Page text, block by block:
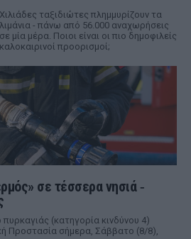
Χιλιάδες ταξιδιώτες πλημμυρίζουν τα
λιμάνια - πάνω από 56.000 αναχωρήσεις
σε μία μέρα. Ποιοι είναι οι πιο δημοφιλείς
καλοκαιρινοί προορισμοί;
σε τέσσερα νησιά ‑
πυρκαγιάς (κατηγορία κινδύνου 4)
Προστασία σήμερα, Σάββατο (8/8),